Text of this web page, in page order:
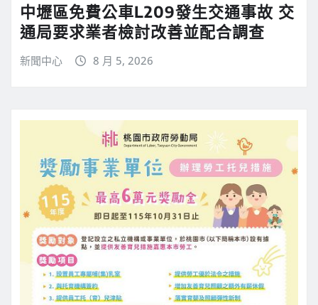
中壢區免費公車L209發生交通事故 交
通局要求業者檢討改善並配合調查
新聞中心 8 月 5, 2026